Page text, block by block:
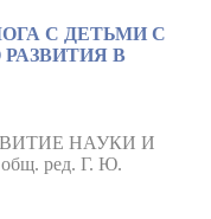
С ДЕТЬМИ С
В
НАУКИ И
ред. Г. Ю.